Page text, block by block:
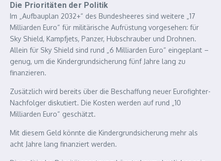
Die Prioritäten der Politik
Im „Aufbauplan 2032+“ des Bundesheeres sind weitere „17
Milliarden Euro“ für militärische Aufrüstung vorgesehen: für
Sky Shield, Kampfjets, Panzer, Hubschrauber und Drohnen.
Allein für Sky Shield sind rund „6 Milliarden Euro“ eingeplant –
genug, um die Kindergrundsicherung fünf Jahre lang zu
finanzieren.
Zusätzlich wird bereits über die Beschaffung neuer Eurofighter-
Nachfolger diskutiert. Die Kosten werden auf rund „10
Milliarden Euro“ geschätzt.
Mit diesem Geld könnte die Kindergrundsicherung mehr als
acht Jahre lang finanziert werden.